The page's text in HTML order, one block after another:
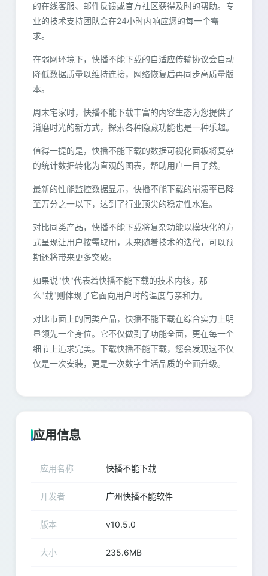
的在线客服、邮件反馈或官方社区获得及时的帮助。专
业的技术支持团队会在24小时内响应您的每一个需
求。
在弱网环境下，快播不能下载的自适应传输协议会自动
降低数据质量以维持连接，网络恢复后再同步高质量版
本。
周末宅家时，快播不能下载丰富的内容生态为您提供了
消磨时光的新方式，探索各种隐藏功能也是一种乐趣。
值得一提的是，快播不能下载的数据可视化面板将复杂
的统计数据转化为直观的图表，帮助用户一目了然。
最新的性能监控数据显示，快播不能下载的崩溃率已降
至万分之一以下，达到了行业顶尖的稳定性水准。
对比同类产品，快播不能下载将复杂功能以模块化的方
式呈现让用户按需取用，未来随着技术的迭代，可以预
期还将带来更多突破。
如果说"快"代表着快播不能下载的技术内核，那
么"载"则体现了它面向用户时的温度与亲和力。
对比市面上的同类产品，快播不能下载在综合实力上明
显领先一个身位。它不仅做到了功能全面，更在每一个
细节上追求完美。下载快播不能下载，您会发现这不仅
仅是一次安装，更是一次数字生活品质的全面升级。
应用信息
应用名称 快播不能下载
开发者 广州快播不能软件
版本 v10.5.0
大小 235.6MB